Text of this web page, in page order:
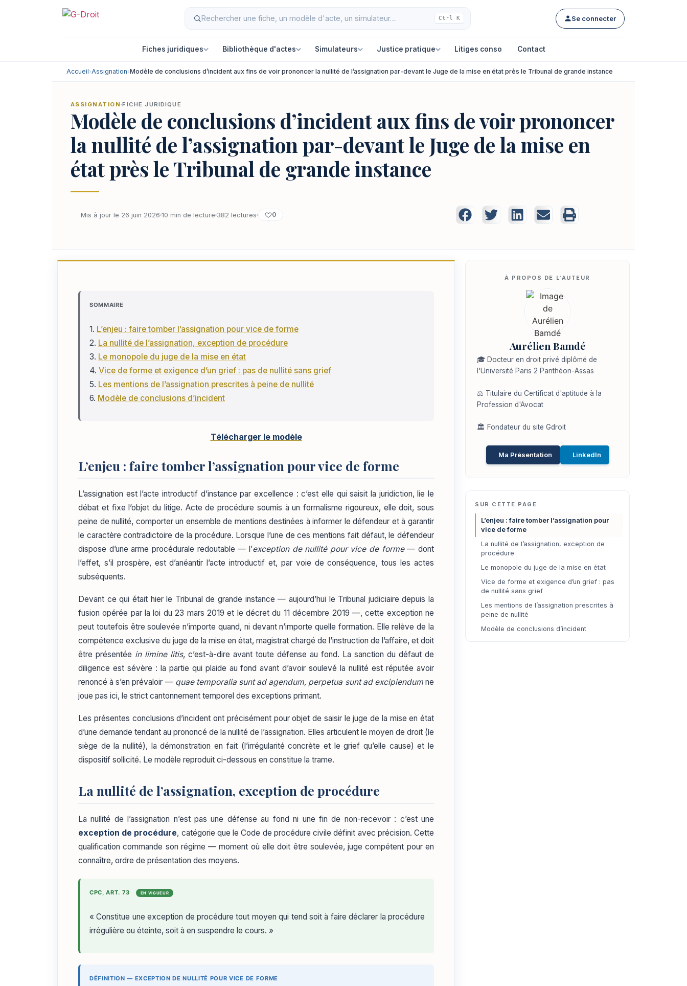
Ctrl K Se connecter
Fiches juridiques Bibliothèque d'actes Simulateurs Justice pratique Litiges conso Contact
Accueil›Assignation›Modèle de conclusions d’incident aux fins de voir prononcer la nullité de l’assignation par-devant le Juge de la mise en état près le Tribunal de grande instance
ASSIGNATION FICHE JURIDIQUE
Modèle de conclusions d’incident aux fins de voir prononcer
la nullité de l’assignation par-devant le Juge de la mise en
état près le Tribunal de grande instance
Mis à jour le 26 juin 2026 10 min de lecture 382 lectures 0
SOMMAIRE
1. L’enjeu : faire tomber l’assignation pour vice de forme
2. La nullité de l’assignation, exception de procédure
3. Le monopole du juge de la mise en état
4. Vice de forme et exigence d’un grief : pas de nullité sans grief
5. Les mentions de l’assignation prescrites à peine de nullité
6. Modèle de conclusions d’incident
Télécharger le modèle
L’enjeu : faire tomber l’assignation pour vice de forme
L’assignation est l’acte introductif d’instance par excellence : c’est elle qui saisit la juridiction, lie le
débat et fixe l’objet du litige. Acte de procédure soumis à un formalisme rigoureux, elle doit, sous
peine de nullité, comporter un ensemble de mentions destinées à informer le défendeur et à garantir
le caractère contradictoire de la procédure. Lorsque l’une de ces mentions fait défaut, le défendeur
dispose d’une arme procédurale redoutable — l’exception de nullité pour vice de forme— dont
l’effet, s’il prospère, est d’anéantir l’acte introductif et, par voie de conséquence, tous les actes
subséquents.
Devant ce qui était hier le Tribunal de grande instance — aujourd’hui le Tribunal judiciaire depuis la
fusion opérée par la loi du 23 mars 2019 et le décret du 11 décembre 2019 —, cette exception ne
peut toutefois être soulevée n’importe quand, ni devant n’importe quelle formation. Elle relève de la
compétence exclusive du juge de la mise en état, magistrat chargé de l’instruction de l’affaire, et doit
être présentée in limine litis, c’est-à-dire avant toute défense au fond. La sanction du défaut de
diligence est sévère : la partie qui plaide au fond avant d’avoir soulevé la nullité est réputée avoir
renoncé à s’en prévaloir — quae temporalia sunt ad agendum, perpetua sunt ad excipiendumne
joue pas ici, le strict cantonnement temporel des exceptions primant.
Les présentes conclusions d’incident ont précisément pour objet de saisir le juge de la mise en état
d’une demande tendant au prononcé de la nullité de l’assignation. Elles articulent le moyen de droit (le
siège de la nullité), la démonstration en fait (l’irrégularité concrète et le grief qu’elle cause) et le
dispositif sollicité. Le modèle reproduit ci-dessous en constitue la trame.
La nullité de l’assignation, exception de procédure
La nullité de l’assignation n’est pas une défense au fond ni une fin de non-recevoir : c’est une
exception de procédure, catégorie que le Code de procédure civile définit avec précision. Cette
qualification commande son régime — moment où elle doit être soulevée, juge compétent pour en
connaître, ordre de présentation des moyens.
CPC, ART. 73 EN VIGUEUR
« Constitue une exception de procédure tout moyen qui tend soit à faire déclarer la procédure
irrégulière ou éteinte, soit à en suspendre le cours. »
DÉFINITION — EXCEPTION DE NULLITÉ POUR VICE DE FORME
Aurélien Bamdé
🎓 Docteur en droit privé diplômé de
l'Université Paris 2 Panthéon-Assas
⚖️ Titulaire du Certificat d'aptitude à la
Profession d'Avocat
🏛️ Fondateur du site Gdroit
Ma Présentation LinkedIn
SUR CETTE PAGE
L’enjeu : faire tomber l’assignation pour
vice de forme
La nullité de l’assignation, exception de
procédure
Le monopole du juge de la mise en état
Vice de forme et exigence d’un grief : pas
de nullité sans grief
Les mentions de l’assignation prescrites à
peine de nullité
Modèle de conclusions d’incident